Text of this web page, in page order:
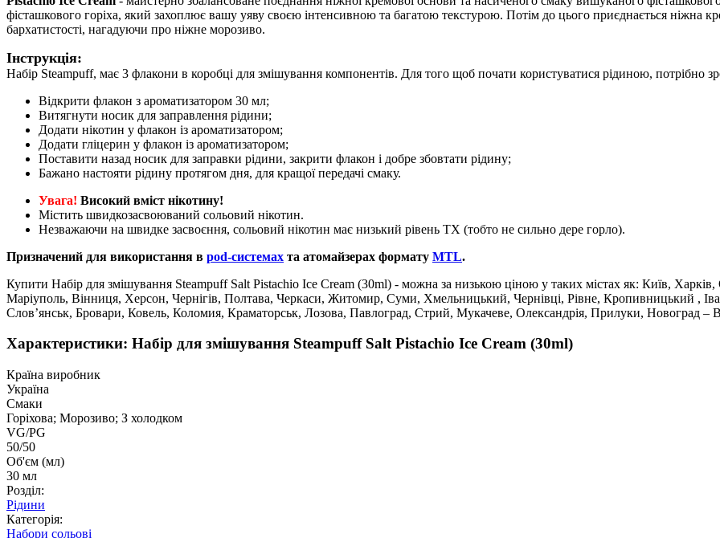
фісташкового горіха, який захоплює вашу уяву своєю інтенсивною та багатою текстурою. Потім до цього приєднається ніжна
бархатистості, нагадуючи про ніжне морозиво.
Інструкція:
Набір Steampuff, має 3 флакони в коробці для змішування компонентів. Для того щоб почати користуватися рідиною, потрібно
Відкрити флакон з ароматизатором 30 мл;
Витягнути носик для заправлення рідини;
Додати нікотин у флакон із ароматизатором;
Додати гліцерин у флакон із ароматизатором;
Поставити назад носик для заправки рідини, закрити флакон і добре збовтати рідину;
Бажано настояти рідину протягом дня, для кращої передачі смаку.
Увага! Високий вміст нікотину!
Містить швидкозасвоюваний сольовий нікотин.
Незважаючи на швидке засвоєння, сольовий нікотин має низький рівень ТХ (тобто не сильно дере горло).
Призначений для використання в pod-системах та атомайзерах формату MTL.
Купити Набір для змішування Steampuff Salt Pistachio Ice Cream (30ml) - можна за низькою ціною у таких містах як: Київ,
Маріуполь, Вінниця, Херсон, Чернігів, Полтава, Черкаси, Житомир, Суми, Хмельницький, Чернівці, Рівне, Кропивницький ,
Слов’янськ, Бровари, Ковель, Коломия, Краматорськ, Лозова, Павлоград, Стрий, Мукачеве, Олександрія, Прилуки, Новоград –
Характеристики: Набір для змішування Steampuff Salt Pistachio Ice Cream (30ml)
Країна виробник
Україна
Смаки
Горіхова; Морозиво; З холодком
VG/PG
50/50
Об'єм (мл)
30 мл
Розділ:
Рідини
Категорія:
Набори сольові